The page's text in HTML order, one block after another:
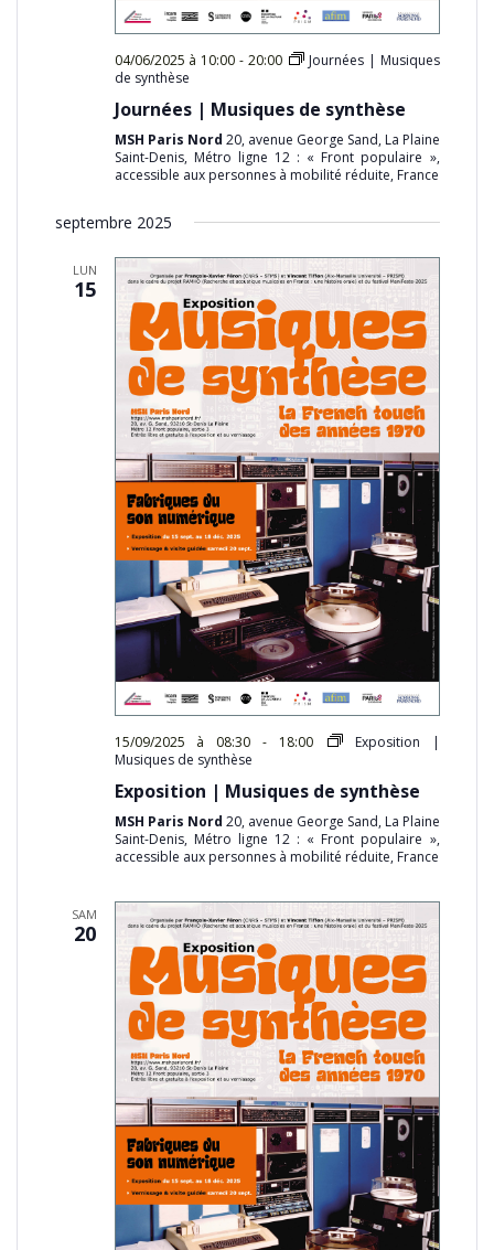
04/06/2025 à 10:00 - 20:00
Journées | Musiques
de synthèse
Journées | Musiques de synthèse
MSH Paris Nord 20, avenue George Sand, La Plaine
Saint-Denis, Métro ligne 12 : « Front populaire »,
accessible aux personnes à mobilité réduite, France
septembre 2025
LUN
15
15/09/2025 à 08:30 - 18:00
Exposition |
Musiques de synthèse
Exposition | Musiques de synthèse
MSH Paris Nord 20, avenue George Sand, La Plaine
Saint-Denis, Métro ligne 12 : « Front populaire »,
accessible aux personnes à mobilité réduite, France
SAM
20